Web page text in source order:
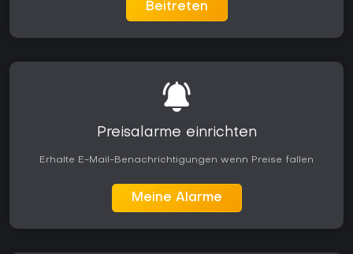
Beitreten
Preisalarme einrichten
Erhalte E-Mail-Benachrichtigungen wenn Preise fallen
Meine Alarme